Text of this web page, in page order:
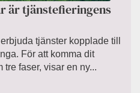
är tjänstefieringens
tjänster kopplade till
För att komma dit
tre faser, visar en ny...